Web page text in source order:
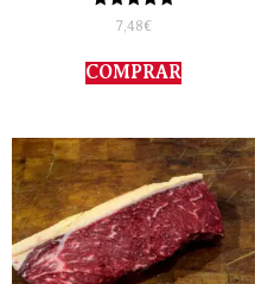
Valorado
con
de 5
7,48€
COMPRAR